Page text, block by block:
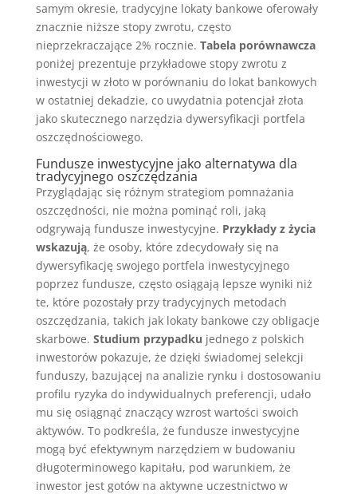
samym okresie, tradycyjne lokaty bankowe oferowały
znacznie niższe stopy zwrotu, często
nieprzekraczające 2% rocznie. Tabela porównawcza
poniżej prezentuje przykładowe stopy zwrotu z
inwestycji w złoto w porównaniu do lokat bankowych
w ostatniej dekadzie, co uwydatnia potencjał złota
jako skutecznego narzędzia dywersyfikacji portfela
oszczędnościowego.
Fundusze inwestycyjne jako alternatywa dla
tradycyjnego oszczędzania
Przyglądając się różnym strategiom pomnażania
oszczędności, nie można pominąć roli, jaką
odgrywają fundusze inwestycyjne. Przykłady z życia
wskazują, że osoby, które zdecydowały się na
dywersyfikację swojego portfela inwestycyjnego
poprzez fundusze, często osiągają lepsze wyniki niż
te, które pozostały przy tradycyjnych metodach
oszczędzania, takich jak lokaty bankowe czy obligacje
skarbowe. Studium przypadku jednego z polskich
inwestorów pokazuje, że dzięki świadomej selekcji
funduszy, bazującej na analizie rynku i dostosowaniu
profilu ryzyka do indywidualnych preferencji, udało
mu się osiągnąć znaczący wzrost wartości swoich
aktywów. To podkreśla, że fundusze inwestycyjne
mogą być efektywnym narzędziem w budowaniu
długoterminowego kapitału, pod warunkiem, że
inwestor jest gotów na aktywne uczestnictwo w